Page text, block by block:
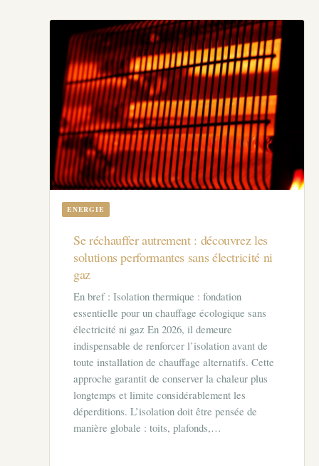
ENERGIE
Se réchauffer autrement : découvrez les
solutions performantes sans électricité ni
gaz
En bref : Isolation thermique : fondation
essentielle pour un chauffage écologique sans
électricité ni gaz En 2026, il demeure
indispensable de renforcer l’isolation avant de
toute installation de chauffage alternatifs. Cette
approche garantit de conserver la chaleur plus
longtemps et limite considérablement les
déperditions. L’isolation doit être pensée de
manière globale : toits, plafonds,…